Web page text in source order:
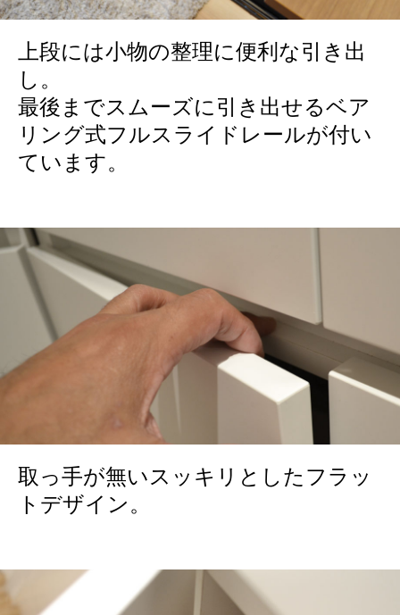
上段には小物の整理に便利な引き出
し。
最後までスムーズに引き出せるベア
リング式フルスライドレールが付い
ています。
取っ手が無いスッキリとしたフラッ
トデザイン。